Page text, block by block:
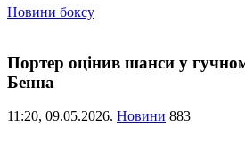
Новини боксу
Портер оцінив шанси у
Бенна
11:20, 09.05.2026. Новини 883